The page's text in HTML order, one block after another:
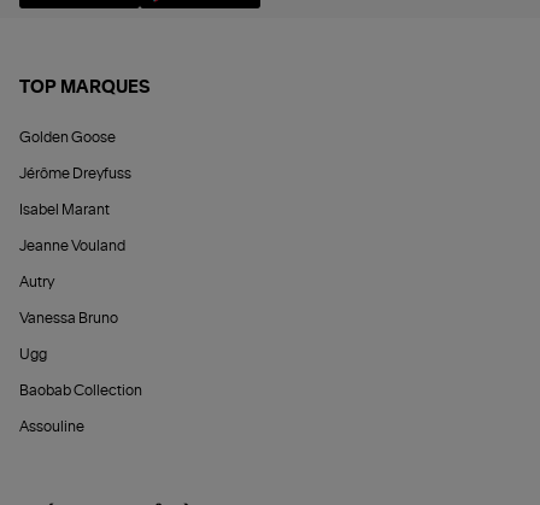
TOP MARQUES
Golden Goose
Jérôme Dreyfuss
Isabel Marant
Jeanne Vouland
Autry
Vanessa Bruno
Ugg
Baobab Collection
Assouline